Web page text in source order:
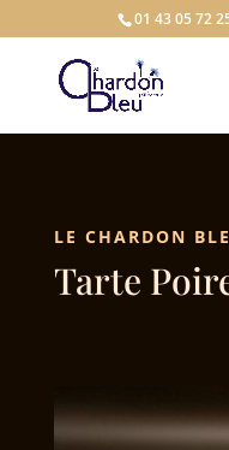
01 43 05 72
LE CHARDON
Tarte